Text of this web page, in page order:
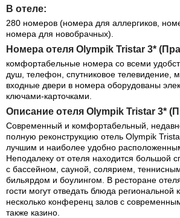
В отеле:
280 номеров (номера для аллергиков,
номера для новобрачных).
Номера отеля Olympik Tristar 3*
комфортабельные номера со всеми
душ, телефон, спутниковое телевидение,
входные двери в номера оборудованы
ключами-карточками.
Описание отеля Olympik Tristar 3*
Современный и комфортабельный,
полную реконструкцию отель Olympik
лучшим и наиболее удобно
Неподалеку от отеля находится большой
с бассейном, сауной, солярием,
бильярдом и боулингом. В ресторане
гости могут отведать блюда региональной
несколько конференц залов с
также казино.